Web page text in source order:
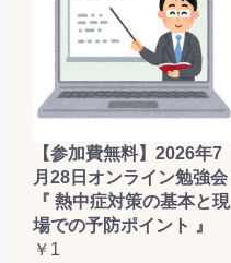
【参加費無料】2026年7
月28日オンライン勉強会
『 熱中症対策の基本と現
場での予防ポイント 』
￥1